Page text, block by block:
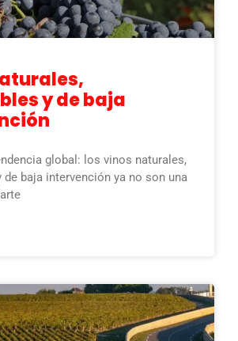
y de baja
global: los vinos naturales,
baja intervención ya no son una